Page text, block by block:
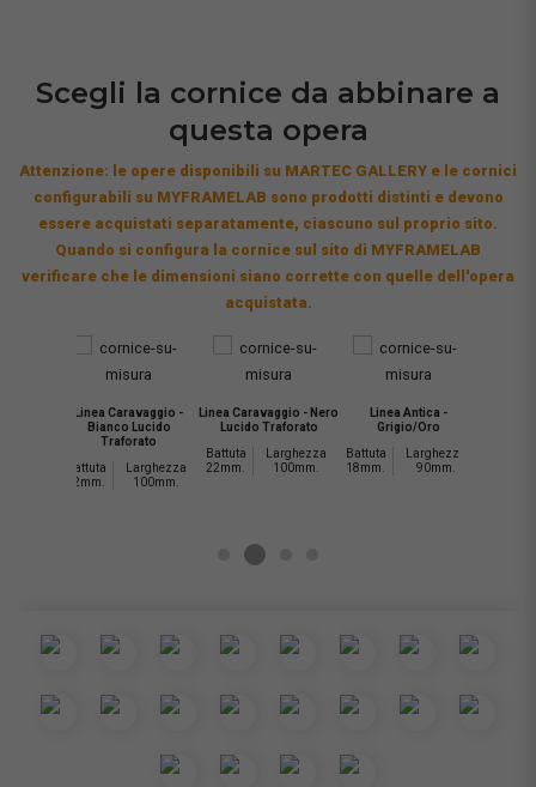
Scegli la cornice da abbinare a
questa opera
Attenzione: le opere disponibili su MARTEC GALLERY e le cornici
configurabili su MYFRAMELAB sono prodotti distinti e devono
essere acquistati separatamente, ciascuno sul proprio sito.
Quando si configura la cornice sul sito di MYFRAMELAB
verificare che le dimensioni siano corrette con quelle dell'opera
acquistata.